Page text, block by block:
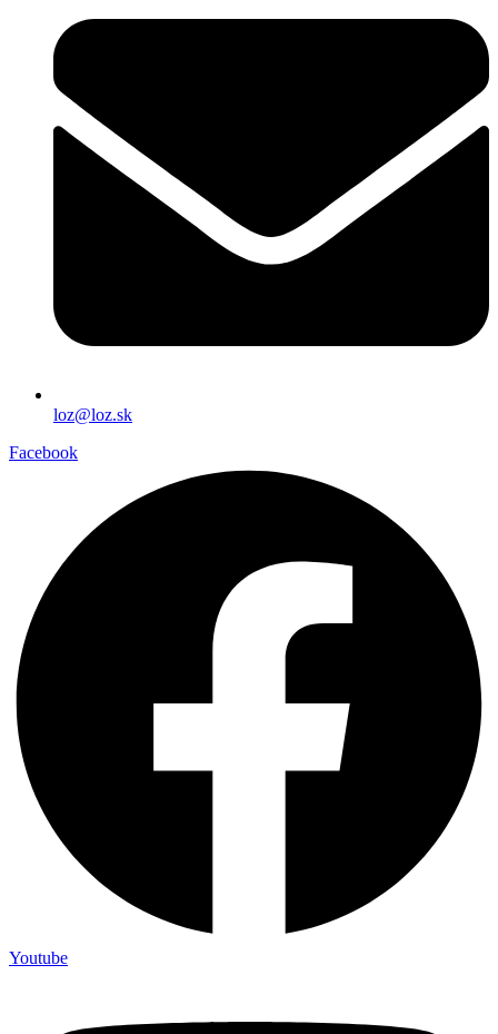
loz@loz.sk
Facebook
Youtube